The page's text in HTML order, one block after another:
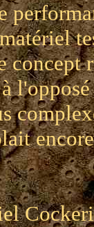
concept
l'opposé